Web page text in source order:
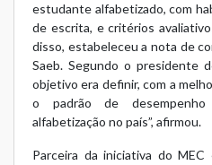
estudante alfabetizado, com
de escrita, e critérios
disso, estabeleceu a nota de
Saeb. Segundo o presidente
objetivo era definir, com a
o padrão de
alfabetização no país”, afirmou.
Parceira da iniciativa do